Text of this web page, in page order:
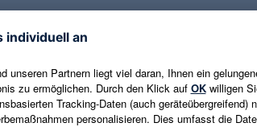
Trends,
jederzeit in
E-Mail-Adresse eingeben